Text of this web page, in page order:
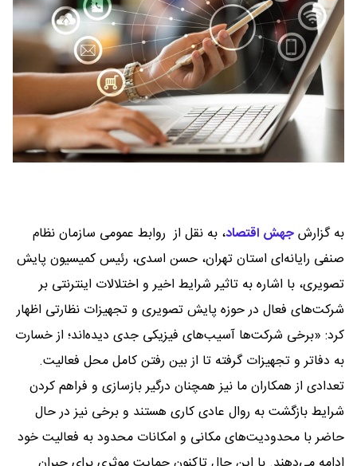
به گزارشجهش اقتصاد، به نقل از روابط عمومی سازمان نظام
صنفی رایانه‌ای استان تهران، حسن اسدی، رئیس کمیسیون پایش
تصویری، با اشاره به تاثیر شرایط اخیر و اختلالات اینترنتی بر
شرکت‌های فعال در حوزه پایش تصویری و تجهیزات نظارتی اظهار
کرد: «برخی شرکت‌ها آسیب‌های فیزیکی جدی دیده‌اند؛ از خسارت
به دفاتر و تجهیزات گرفته تا از بین رفتن کامل محل فعالیت.
تعدادی از همکاران ما نیز همچنان درگیر بازسازی و فراهم کردن
شرایط بازگشت به روال عادی کاری هستند و برخی نیز در حال
حاضر با محدودیت‌های مکانی و امکانات محدود به فعالیت خود